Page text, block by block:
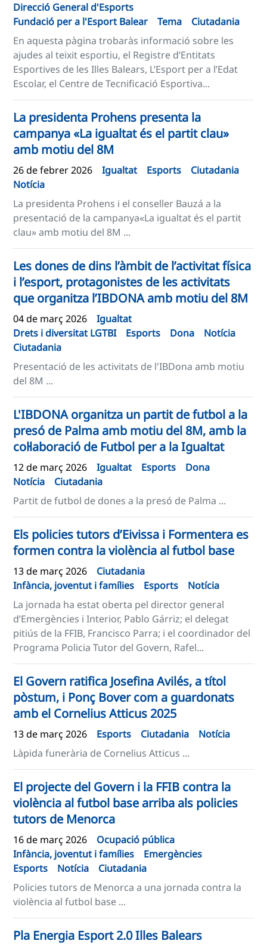
Direcció General d'Esports
Fundació per a l'Esport Balear
Tema
Ciutadania
En aquesta pàgina trobaràs informació sobre les
ajudes al teixit esportiu, el Registre d’Entitats
Esportives de les Illes Balears, L’Esport per a l’Edat
Escolar, el Centre de Tecnificació Esportiva...
La presidenta Prohens presenta la
campanya «La igualtat és el partit clau»
amb motiu del 8M
26 de febrer 2026 Igualtat Esports
Ciutadania
Notícia
La presidenta Prohens i el conseller Bauzá a la
presentació de la campanya«La igualtat és el partit
clau» amb motiu del 8M ...
Les dones de dins l’àmbit de l’activitat física
i l’esport, protagonistes de les activitats
que organitza l’IBDONA amb motiu del 8M
04 de març 2026
Igualtat
Drets i diversitat LGTBI
Esports Dona
Notícia
Ciutadania
Presentació de les activitats de l'IBDona amb motiu
del 8M ...
L'IBDONA organitza un partit de futbol a la
presó de Palma amb motiu del 8M, amb la
col·laboració de Futbol per a la Igualtat
12 de març 2026 Igualtat Esports
Dona
Notícia
Ciutadania
Partit de futbol de dones a la presó de Palma ...
Els policies tutors d’Eivissa i Formentera es
formen contra la violència al futbol base
13 de març 2026
Ciutadania
Infància, joventut i famílies
Esports
Notícia
La jornada ha estat oberta pel director general
d’Emergències i Interior, Pablo Gárriz; el delegat
pitiús de la FFIB, Francisco Parra; i el coordinador del
Programa Policia Tutor del Govern, Rafel...
​​El Govern ratifica Josefina Avilés, a títol
pòstum, i Ponç Bover com a guardonats
amb el Cornelius Atticus 2025​
13 de març 2026 Esports Ciutadania
Notícia
Làpida funerària de Cornelius Atticus ...
El projecte del Govern i la FFIB contra la
violència al futbol base arriba als policies
tutors de Menorca
16 de març 2026
Ocupació pública
Infància, joventut i famílies
Emergències
Esports
Notícia
Ciutadania
Policies tutors de Menorca a una jornada contra la
violència al futbol base ...
Pla Energia Esport 2.0 Illes Balears